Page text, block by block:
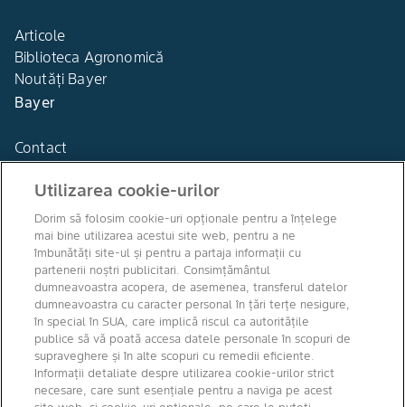
Articole
Biblioteca Agronomică
Noutăți Bayer
Bayer
Contact
Agro Bayer
România
Canale media
Utilizarea cookie-urilor
Dorim să folosim cookie-uri opționale pentru a înțelege
mai bine utilizarea acestui site web, pentru a ne
îmbunătăți site-ul și pentru a partaja informații cu
partenerii noștri publicitari. Consimțământul
dumneavoastra acopera, de asemenea, transferul datelor
dumneavoastra cu caracter personal în țări terțe nesigure,
în special în SUA, care implică riscul ca autoritățile
publice să vă poată accesa datele personale în scopuri de
supraveghere și în alte scopuri cu remedii eficiente.
Informații detaliate despre utilizarea cookie-urilor strict
necesare, care sunt esențiale pentru a naviga pe acest